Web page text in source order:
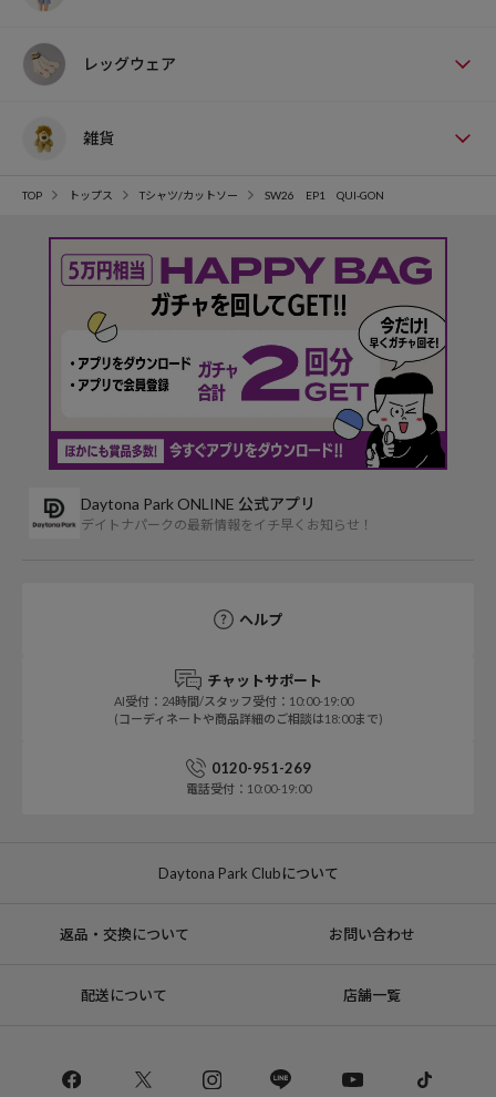
レッグウェア
雑貨
TOP トップス Tシャツ/カットソー SW26 EP1 QUI-GON
Daytona Park ONLINE 公式アプリ
デイトナパークの最新情報をイチ早くお知らせ！
ヘルプ
チャットサポート
AI受付：24時間/スタッフ受付：10:00-19:00
(コーディネートや商品詳細のご相談は18:00まで)
0120-951-269
電話受付：10:00-19:00
Daytona Park Clubについて
返品・交換について お問い合わせ
配送について 店舗一覧